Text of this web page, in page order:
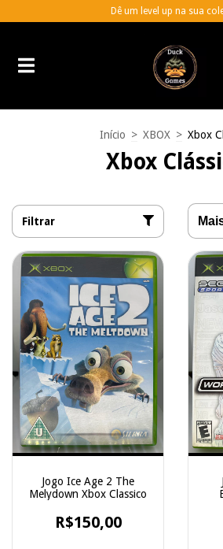
Dê um level up na sua
Início > XBOX > Xbox
Xbox
Filtrar
Jogo Ice Age 2 The
Melydown Xbox Classico
R$150,00